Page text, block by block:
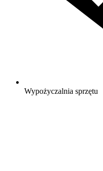
Wypożyczalnia sprzętu